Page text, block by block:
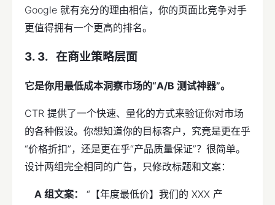
Google 就有充分的理由相信，你的页面比竞争对手
更值得拥有一个更高的排名。
在商业策略层面
它是你用最低成本洞察市场的“A/B 测试神器”。
CTR 提供了一个快速、量化的方式来验证你对市场
的各种假设。你想知道你的目标客户，究竟是更在乎
“价格折扣”，还是更在乎“产品质量保证”？很简单。
设计两组完全相同的广告，只修改标题和文案：
A 组文案：
“【年度最低价】我们的 XXX 产